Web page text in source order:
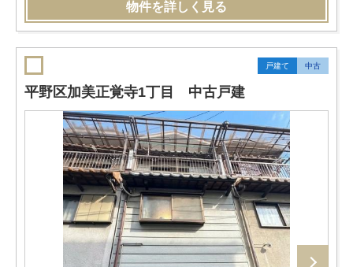
物件を詳しく見る
戸建て 中古
平野区加美正覚寺1丁目 中古戸建